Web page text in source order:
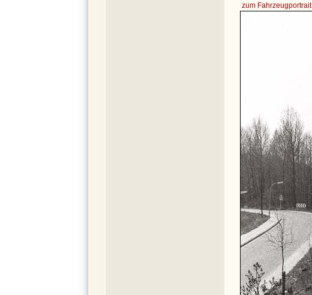
zum Fahrzeugportrait